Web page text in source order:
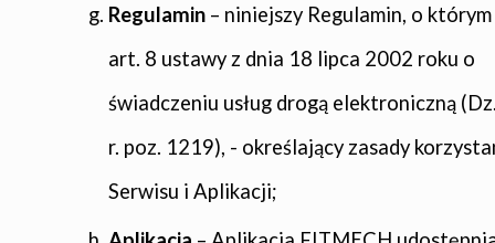
Regulamin– niniejszy Regulamin, o
art. 8 ustawy z dnia 18 lipca 2002 roku o
świadczeniu usług drogą elektroniczną
r. poz. 1219), - określający zasady
Serwisu i Aplikacji;